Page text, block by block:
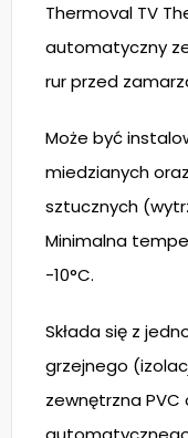
Thermoval TV
automatyczny
rur przed
Może być
miedzianych
sztucznych
Minimalna
-10°C.
Składa się z
grzejnego
zewnętrzna PVC